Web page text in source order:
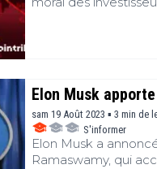
Elon Musk
sam 19 Août 2023 ▪ 3 min de
S'informer
Elon Musk a
Ramaswamy, qui